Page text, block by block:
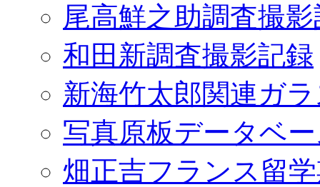
尾高鮮之助調査撮
和田新調査撮影記録
新海竹太郎関連ガ
写真原板データベ
畑正吉フランス留